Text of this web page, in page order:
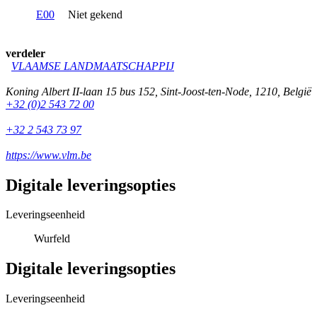
E00 Niet gekend
verdeler
VLAAMSE LANDMAATSCHAPPIJ
Koning Albert II-laan 15 bus 152 Sint-Joost-ten-Node 1210 België
+32 (0)2 543 72 00
+32 2 543 73 97
https://www.vlm.be
Digitale leveringsopties
Leveringseenheid
Wurfeld
Digitale leveringsopties
Leveringseenheid